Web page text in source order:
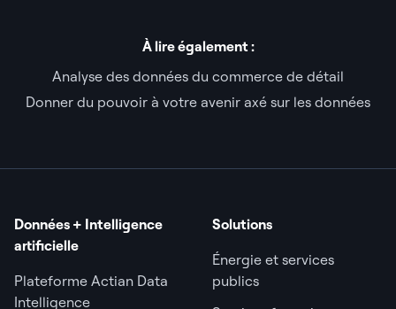
À lire également :
Analyse des données du commerce de détail
Donner du pouvoir à votre avenir axé sur les données
Données + Intelligence
artificielle
Plateforme Actian Data
Intelligence
Solutions
Énergie et services
publics